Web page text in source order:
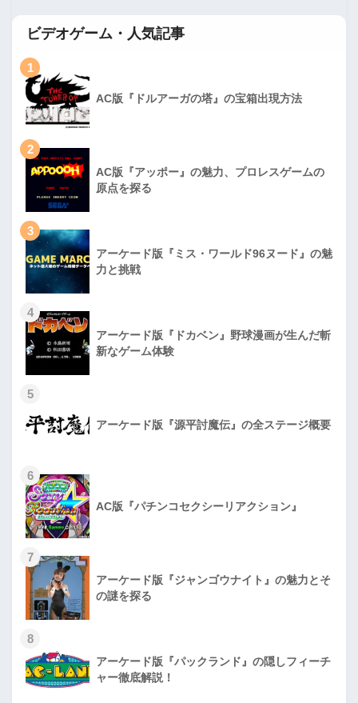
ビデオゲーム・人気記事
1
AC版『ドルアーガの塔』の宝箱出現方法
2
AC版『アッポー』の魅力、プロレスゲームの
原点を探る
3
アーケード版『ミス・ワールド96ヌード』の魅
力と挑戦
4
アーケード版『ドカベン』野球漫画が生んだ斬
新なゲーム体験
5
アーケード版『源平討魔伝』の全ステージ概要
6
AC版『パチンコセクシーリアクション』
7
アーケード版『ジャンゴウナイト』の魅力とそ
の謎を探る
8
アーケード版『パックランド』の隠しフィーチ
ャー徹底解説！